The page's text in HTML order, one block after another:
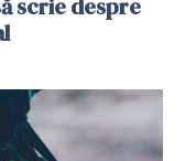
scrie despre